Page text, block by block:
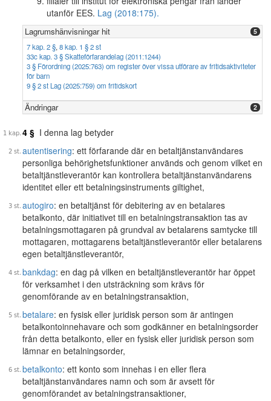
utanför EES. Lag (2018:175).
Lagrumshänvisningar hit 5
7 kap. 2 §, 8 kap. 1 § 2 st
33c kap. 3 § Skatteförfarandelag (2011:1244)
3 § Förordning (2025:763) om register över vissa utförare av fritidsaktiviteter
för barn
9 § 2 st Lag (2025:759) om fritidskort
Ändringar 2
4 § I denna lag betyder
autentisering: ett förfarande där en betaltjänstanvändares
personliga behörighetsfunktioner används och genom vilket en
betaltjänstleverantör kan kontrollera betaltjänstanvändarens
identitet eller ett betalningsinstruments giltighet,
autogiro: en betaltjänst för debitering av en betalares
betalkonto, där initiativet till en betalningstransaktion tas av
betalningsmottagaren på grundval av betalarens samtycke till
mottagaren, mottagarens betaltjänstleverantör eller betalarens
egen betaltjänstleverantör,
bankdag: en dag på vilken en betaltjänstleverantör har öppet
för verksamhet i den utsträckning som krävs för
genomförande av en betalningstransaktion,
betalare: en fysisk eller juridisk person som är antingen
betalkontoinnehavare och som godkänner en betalningsorder
från detta betalkonto, eller en fysisk eller juridisk person som
lämnar en betalningsorder,
betalkonto: ett konto som innehas i en eller flera
betaltjänstanvändares namn och som är avsett för
genomförandet av betalningstransaktioner,